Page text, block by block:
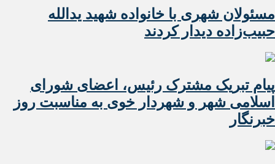
مسئولان شهری با خانواده شهید یدالله
حبیب‌زاده دیدار کردند
پیام تبریک مشترک رئیس، اعضای شورای
اسلامی شهر و شهردار خوی به مناسبت روز
خبرنگار